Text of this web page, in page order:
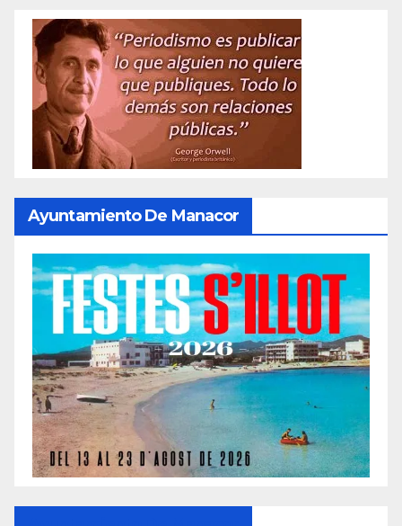
Ayuntamiento De Manacor